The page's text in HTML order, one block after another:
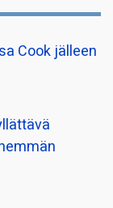
Cook jälleen